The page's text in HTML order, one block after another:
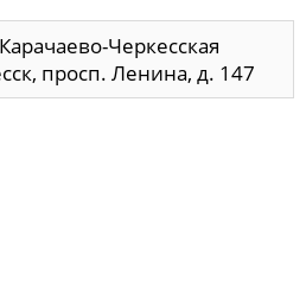
Карачаево-Черкесская
просп. Ленина, д. 147